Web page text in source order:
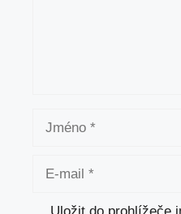
Jméno